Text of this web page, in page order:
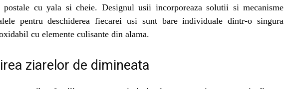
cu yala si cheie. Designul usii incorporeaza solutii si mecanisme
pentru deschiderea fiecarei usi sunt bare individuale dintr-o singura
cu elemente culisante din alama.
ziarelor de dimineata